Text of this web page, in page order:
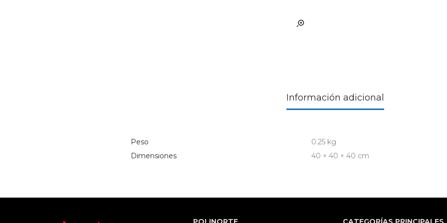
Información adicional
Peso
0.25 kg
Dimensiones
40 × 40 × 40 cm